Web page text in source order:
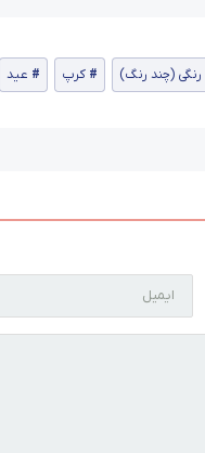
رنگی (چند رنگ) کرپ عید